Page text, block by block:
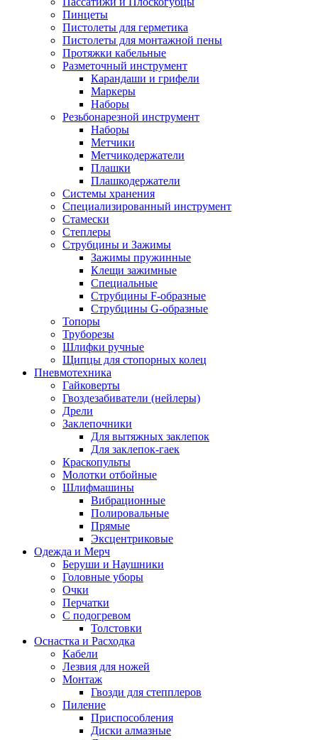
Пинцеты
Пистолеты для герметика
Пистолеты для монтажной пены
Протяжки кабельные
Разметочный инструмент
Карандаши и грифели
Маркеры
Наборы
Резьбонарезной инструмент
Наборы
Метчики
Метчикодержатели
Плашки
Плашкодержатели
Системы хранения
Специализированный инструмент
Стамески
Степлеры
Струбцины и Зажимы
Зажимы пружинные
Клещи зажимные
Специальные
Струбцины F-образные
Струбцины G-образные
Топоры
Труборезы
Шлифки ручные
Щипцы для стопорных колец
Пневмотехника
Гайковерты
Гвоздезабиватели (нейлеры)
Дрели
Заклепочники
Для вытяжных заклепок
Для заклепок-гаек
Краскопульты
Молотки отбойные
Шлифмашины
Вибрационные
Полировальные
Прямые
Эксцентриковые
Одежда и Мерч
Беруши и Наушники
Головные уборы
Очки
Перчатки
С подогревом
Толстовки
Оснастка и Расходка
Кабели
Лезвия для ножей
Монтаж
Гвозди для степплеров
Пиление
Приспособления
Диски алмазные